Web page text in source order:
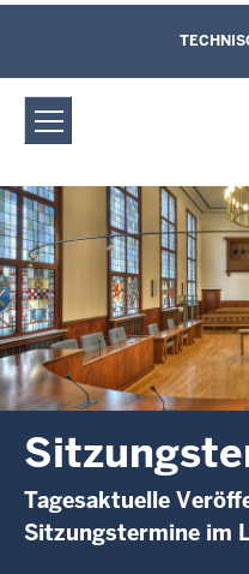
Landgericht
Sitzungstermine
Direkt zum Inhalt
Leichte Sprache,
und Kontaktformular
Tagesaktuelle
Sitzungstermine im